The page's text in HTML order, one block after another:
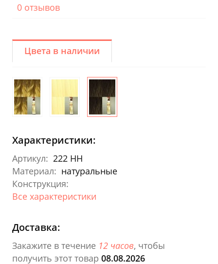
0 отзывов
Цвета в наличии
Характеристики:
Артикул: 222 HH
Материал: натуральные
Конструкция:
Все характеристики
Доставка:
Закажите в течение 12 часов, чтобы
получить этот товар 08.08.2026